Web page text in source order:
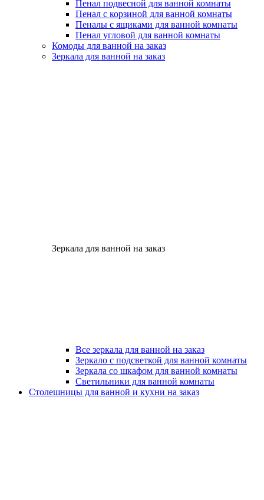
Пенал подвесной для ванной комнаты
Пенал с корзиной для ванной комнаты
Пеналы с ящиками для ванной комнаты
Пенал угловой для ванной комнаты
Комоды для ванной на заказ
Зеркала для ванной на заказ
Зеркала для ванной на заказ
Все зеркала для ванной на заказ
Зеркало с подсветкой для ванной комнаты
Зеркала со шкафом для ванной комнаты
Светильники для ванной комнаты
Столешницы для ванной и кухни на заказ